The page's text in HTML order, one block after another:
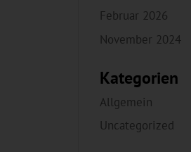
Februar 2026
November 2024
Kategorien
Allgemein
Uncategorized